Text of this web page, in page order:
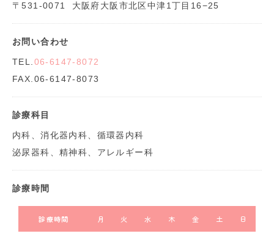
〒531-0071 大阪府大阪市北区中津1丁目16−25
お問い合わせ
TEL. 06-6147-8072
FAX.06-6147-8073
診療科目
内科、消化器内科、循環器内科
泌尿器科、精神科、アレルギー科
診療時間
診療時間 月 火 水 木 金 土 日